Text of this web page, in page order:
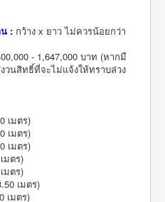
: กว้าง x ยาว ไม่ควรน้อยกว่า
- 1,647,000 บาท (หากมี
วนสิทธิ์ที่จะไม่แจ้งให้ทราบล่วง
เมตร)
เมตร)
เมตร)
มตร)
มตร)
เมตร)
เมตร)